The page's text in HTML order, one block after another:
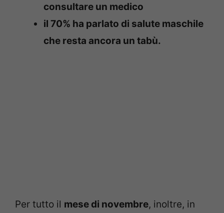
consultare un medico
il 70% ha parlato di salute maschile
che resta ancora un tabù.
Per tutto il mese di novembre, inoltre, in